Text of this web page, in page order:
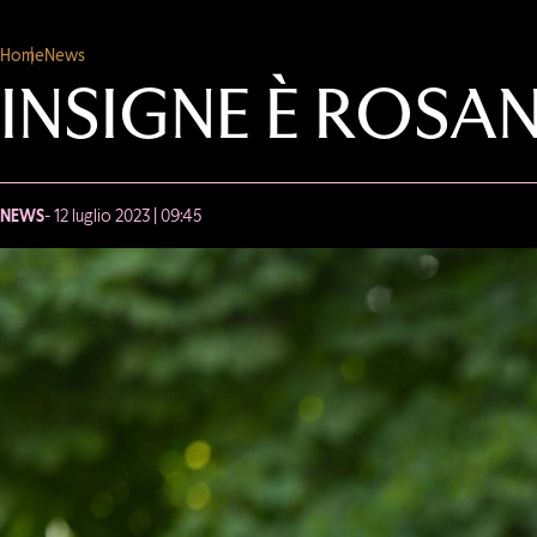
HomeNews
INSIGNE È
NEWS- 12 luglio 2023 | 09:45